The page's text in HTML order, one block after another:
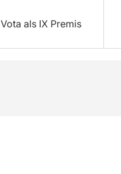
Vota als IX Premis